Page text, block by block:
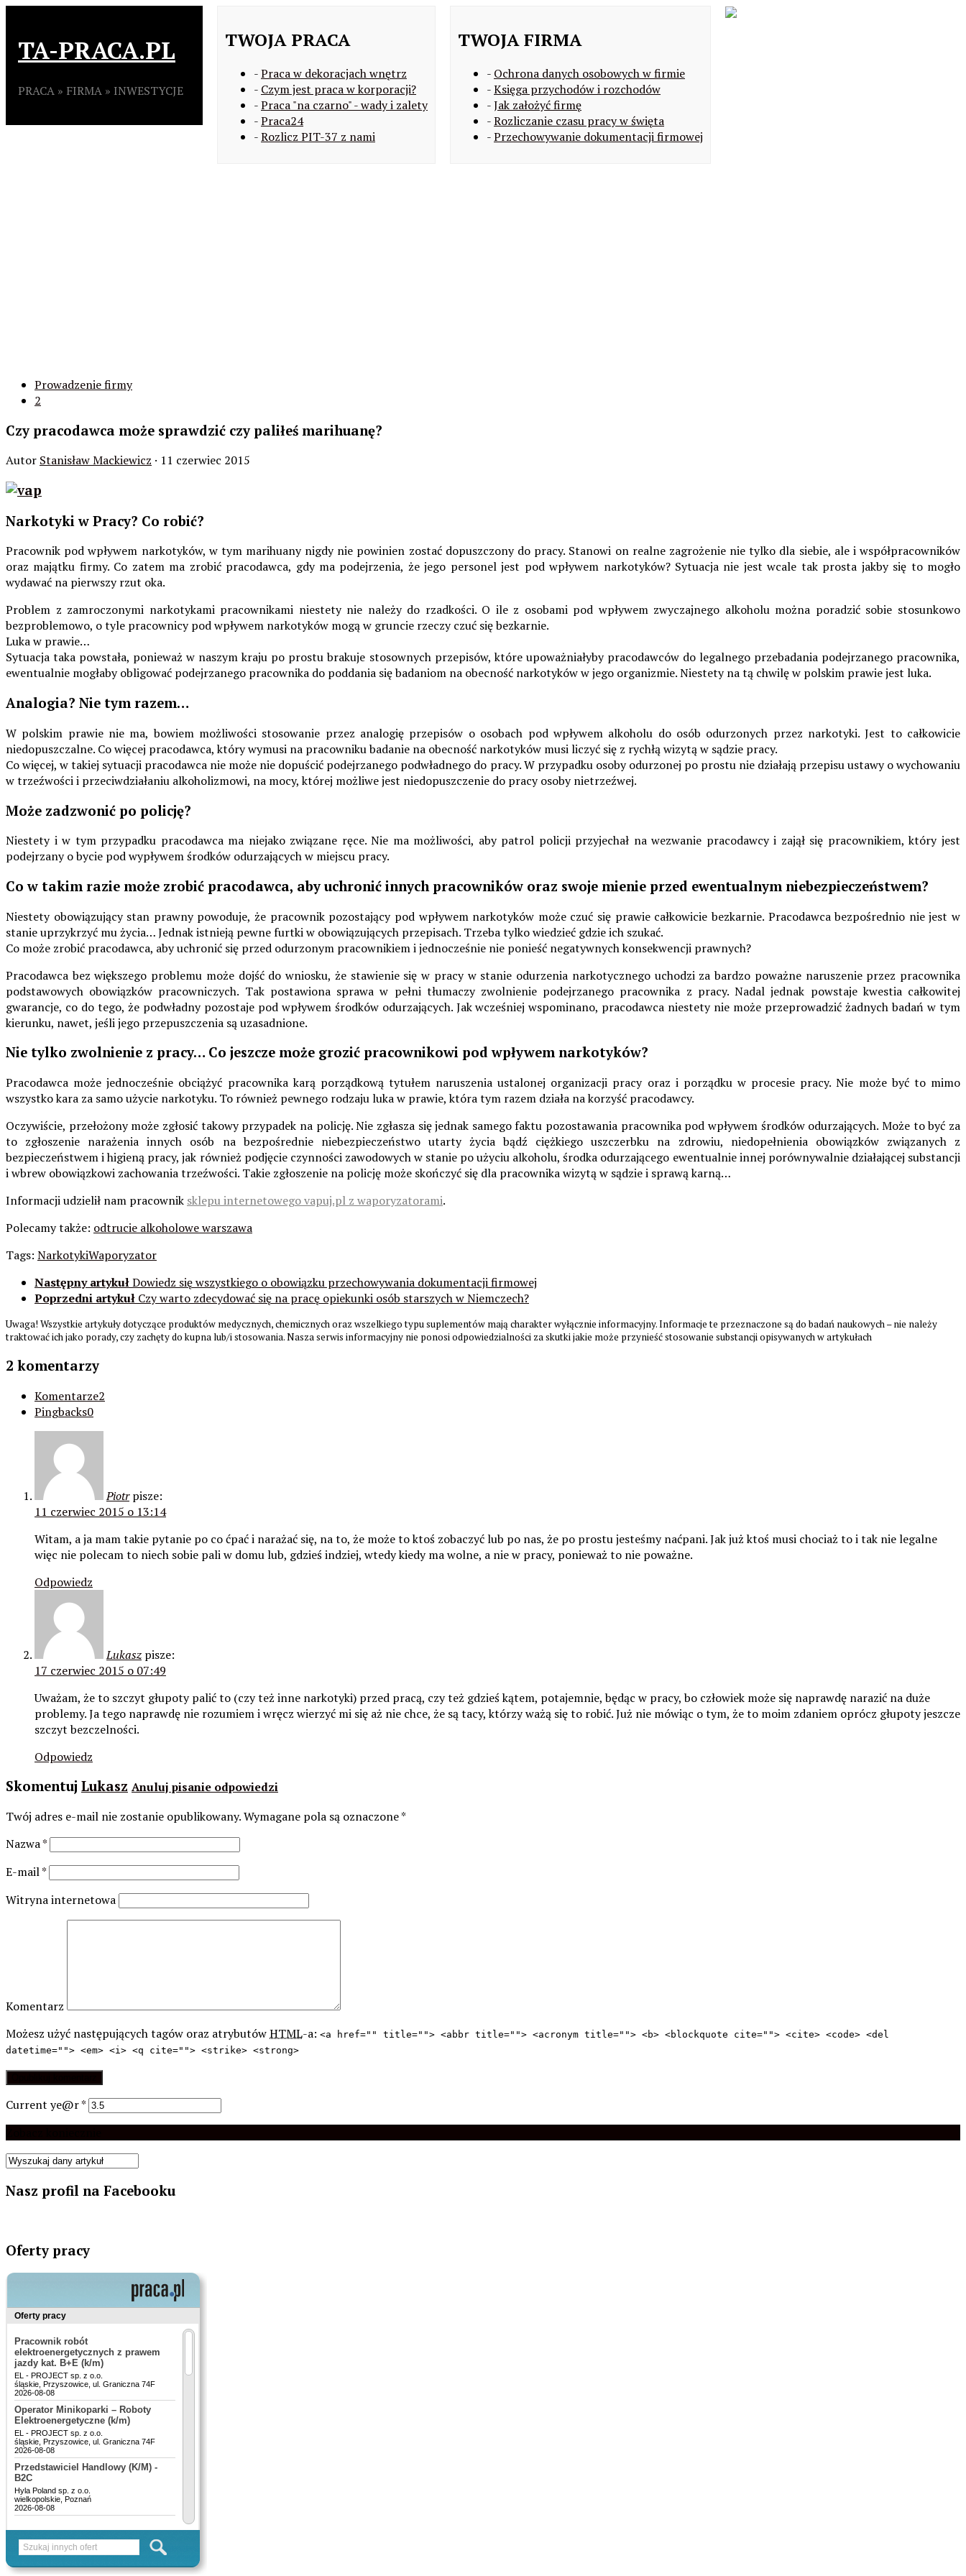
TA-PRACA.PL
PRACA » FIRMA » INWESTYCJE
TWOJA PRACA
-Praca w dekoracjach wnętrz
- Czym jest praca w korporacji?
-Praca "na czarno" - wady i zalety
-Praca24
-Rozlicz PIT-37 z nami
TWOJA FIRMA
- Ochrona danych osobowych w firmie
-Księga przychodów i rozchodów
-Jak założyć firmę
-Rozliczanie czasu pracy w święta
-Przechowywanie dokumentacji firmowej
Prowadzenie firmy
2
Czy pracodawca może sprawdzić czy paliłeś marihuanę?
Autor Stanisław Mackiewicz · 11 czerwiec 2015
Narkotyki w Pracy? Co robić?
Pracownik pod wpływem narkotyków, w tym marihuany nigdy nie powinien zostać dopuszczony do pracy. Stanowi on realne zagrożenie nie tylko dla siebie, ale i współpracowników
oraz majątku firmy. Co zatem ma zrobić pracodawca, gdy ma podejrzenia, że jego personel jest pod wpływem narkotyków? Sytuacja nie jest wcale tak prosta jakby się to mogło
wydawać na pierwszy rzut oka.
Problem z zamroczonymi narkotykami pracownikami niestety nie należy do rzadkości. O ile z osobami pod wpływem zwyczajnego alkoholu można poradzić sobie stosunkowo
bezproblemowo, o tyle pracownicy pod wpływem narkotyków mogą w gruncie rzeczy czuć się bezkarnie.
Luka w prawie…
Sytuacja taka powstała, ponieważ w naszym kraju po prostu brakuje stosownych przepisów, które upoważniałyby pracodawców do legalnego przebadania podejrzanego pracownika,
ewentualnie mogłaby obligować podejrzanego pracownika do poddania się badaniom na obecność narkotyków w jego organizmie. Niestety na tą chwilę w polskim prawie jest luka.
Analogia? Nie tym razem…
W polskim prawie nie ma, bowiem możliwości stosowanie przez analogię przepisów o osobach pod wpływem alkoholu do osób odurzonych przez narkotyki. Jest to całkowicie
niedopuszczalne. Co więcej pracodawca, który wymusi na pracowniku badanie na obecność narkotyków musi liczyć się z rychłą wizytą w sądzie pracy.
Co więcej, w takiej sytuacji pracodawca nie może nie dopuścić podejrzanego podwładnego do pracy. W przypadku osoby odurzonej po prostu nie działają przepisu ustawy o wychowaniu
w trzeźwości i przeciwdziałaniu alkoholizmowi, na mocy, której możliwe jest niedopuszczenie do pracy osoby nietrzeźwej.
Może zadzwonić po policję?
Niestety i w tym przypadku pracodawca ma niejako związane ręce. Nie ma możliwości, aby patrol policji przyjechał na wezwanie pracodawcy i zajął się pracownikiem, który jest
podejrzany o bycie pod wypływem środków odurzających w miejscu pracy.
Co w takim razie może zrobić pracodawca, aby uchronić innych pracowników oraz swoje mienie przed ewentualnym niebezpieczeństwem?
Niestety obowiązujący stan prawny powoduje, że pracownik pozostający pod wpływem narkotyków może czuć się prawie całkowicie bezkarnie. Pracodawca bezpośrednio nie jest w
stanie uprzykrzyć mu życia… Jednak istnieją pewne furtki w obowiązujących przepisach. Trzeba tylko wiedzieć gdzie ich szukać.
Co może zrobić pracodawca, aby uchronić się przed odurzonym pracownikiem i jednocześnie nie ponieść negatywnych konsekwencji prawnych?
Pracodawca bez większego problemu może dojść do wniosku, że stawienie się w pracy w stanie odurzenia narkotycznego uchodzi za bardzo poważne naruszenie przez pracownika
podstawowych obowiązków pracowniczych. Tak postawiona sprawa w pełni tłumaczy zwolnienie podejrzanego pracownika z pracy. Nadal jednak powstaje kwestia całkowitej
gwarancje, co do tego, że podwładny pozostaje pod wpływem środków odurzających. Jak wcześniej wspominano, pracodawca niestety nie może przeprowadzić żadnych badań w tym
kierunku, nawet, jeśli jego przepuszczenia są uzasadnione.
Nie tylko zwolnienie z pracy… Co jeszcze może grozić pracownikowi pod wpływem narkotyków?
Pracodawca może jednocześnie obciążyć pracownika karą porządkową tytułem naruszenia ustalonej organizacji pracy oraz i porządku w procesie pracy. Nie może być to mimo
wszystko kara za samo użycie narkotyku. To również pewnego rodzaju luka w prawie, która tym razem działa na korzyść pracodawcy.
Oczywiście, przełożony może zgłosić takowy przypadek na policję. Nie zgłasza się jednak samego faktu pozostawania pracownika pod wpływem środków odurzających. Może to być za
to zgłoszenie narażenia innych osób na bezpośrednie niebezpieczeństwo utarty życia bądź ciężkiego uszczerbku na zdrowiu, niedopełnienia obowiązków związanych z
bezpieczeństwem i higieną pracy, jak również podjęcie czynności zawodowych w stanie po użyciu alkoholu, środka odurzającego ewentualnie innej porównywalnie działającej substancji
i wbrew obowiązkowi zachowania trzeźwości. Takie zgłoszenie na policję może skończyć się dla pracownika wizytą w sądzie i sprawą karną…
Informacji udzielił nam pracownik sklepu internetowego vapuj.pl z waporyzatorami.
Polecamy także: odtrucie alkoholowe warszawa
Tags: NarkotykiWaporyzator
Następny artykułDowiedz się wszystkiego o obowiązku przechowywania dokumentacji firmowej
Poprzedni artykuł Czy warto zdecydować się na pracę opiekunki osób starszych w Niemczech?
Uwaga! Wszystkie artykuły dotyczące produktów medycznych, chemicznych oraz wszelkiego typu suplementów mają charakter wyłącznie informacyjny. Informacje te przeznaczone są do badań naukowych – nie należy
traktować ich jako porady, czy zachęty do kupna lub/i stosowania. Nasza serwis informacyjny nie ponosi odpowiedzialności za skutki jakie może przynieść stosowanie substancji opisywanych w artykułach
2 komentarzy
Komentarze2
Pingbacks0
Piotr pisze:
11 czerwiec 2015 o 13:14
Witam, a ja mam takie pytanie po co ćpać i narażać się, na to, że może to ktoś zobaczyć lub po nas, że po prostu jesteśmy naćpani. Jak już ktoś musi chociaż to i tak nie legalne
więc nie polecam to niech sobie pali w domu lub, gdzieś indziej, wtedy kiedy ma wolne, a nie w pracy, ponieważ to nie poważne.
Odpowiedz
Lukasz pisze:
17 czerwiec 2015 o 07:49
Uważam, że to szczyt głupoty palić to (czy też inne narkotyki) przed pracą, czy też gdzieś kątem, potajemnie, będąc w pracy, bo człowiek może się naprawdę narazić na duże
problemy. Ja tego naprawdę nie rozumiem i wręcz wierzyć mi się aż nie chce, że są tacy, którzy ważą się to robić. Już nie mówiąc o tym, że to moim zdaniem oprócz głupoty jeszcze
szczyt bezczelności.
Odpowiedz
Skomentuj Lukasz Anuluj pisanie odpowiedzi
Twój adres e-mail nie zostanie opublikowany.Wymagane pola są oznaczone*
Nazwa*
E-mail*
Witryna internetowa
Komentarz
Możesz użyć następujących tagów oraz atrybutówHTML-a: <a href="" title=""> <abbr title=""> <acronym title=""> <b> <blockquote cite=""> <cite> <code> <del
datetime=""> <em> <i> <q cite=""> <strike> <strong>
Current ye@r*
Nasz profil na Facebooku
Oferty pracy